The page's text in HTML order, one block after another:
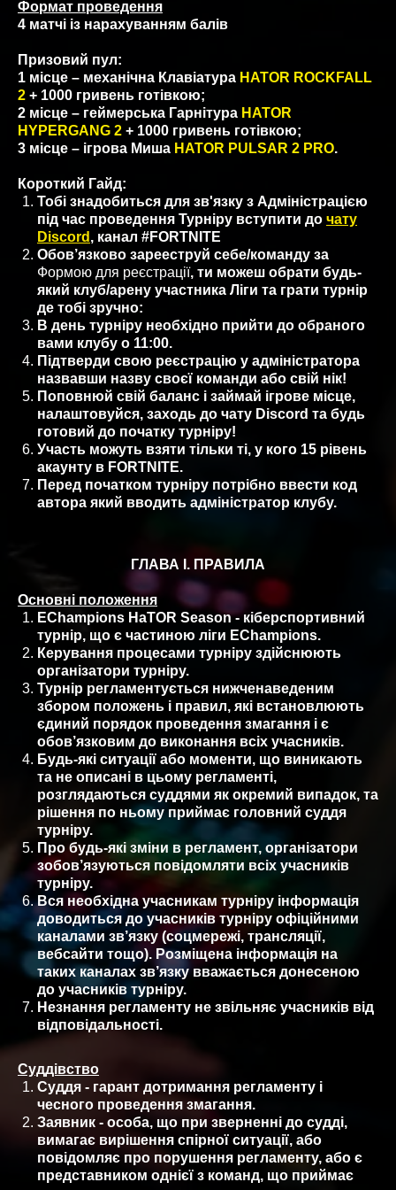
Формат проведення
4 матчі із нарахуванням балів
Призовий пул:
1 місце – механічна Клавіатура HATOR ROCKFALL
2 + 1000 гривень готівкою;
2 місце – геймерська Гарнітура HATOR
HYPERGANG 2 + 1000 гривень готівкою;
3 місце – ігрова Миша HATOR PULSAR 2 PRO.
Короткий Гайд:
Тобі знадобиться для зв'язку з Адміністрацією
під час проведення Турніру вступити до чату
Discord , канал #FORTNITE
Обов’язково зарееструй себе/команду за
Формою для реєстрації, ти можеш обрати будь-
який клуб/арену участника Ліги та грати турнір
де тобі зручно:
В день турніру необхідно прийти до обраного
вами клубу о 11:00.
Підтверди свою реєстрацію у адміністратора
назвавши назву своєї команди або свій нік!
Поповнюй свій баланс і займай ігрове місце,
налаштовуйся, заходь до чату Discord та будь
готовий до початку турніру!
Участь можуть взяти тільки ті, у кого 15 рівень
акаунту в FORTNITE.
Перед початком турнiру потрiбно ввести код
автора який вводить адмiнiстратор клубу.
ГЛАВА I. ПРАВИЛА
Основні положення
EChampions HaTOR Season - кіберспортивний
турнір, що є частиною ліги EChampions.
Керування процесами турніру здійснюють
організатори турніру.
Турнір регламентується нижченаведеним
збором положень і правил, які встановлюють
єдиний порядок проведення змагання і є
обов’язковим до виконання всіх учасників.
Будь-які ситуації або моменти, що виникають
та не описані в цьому регламенті,
розглядаються суддями як окремий випадок, та
рішення по ньому приймає головний суддя
турніру.
Про будь-які зміни в регламент, організатори
зобов’язуються повідомляти всіх учасників
турніру.
Вся необхідна учасникам турніру інформація
доводиться до учасників турніру офіційними
каналами зв’язку (соцмережі, трансляції,
вебсайти тощо). Розміщена інформація на
таких каналах зв’язку вважається донесеною
до учасників турніру.
Незнання регламенту не звільняє учасників від
відповідальності.
Суддівство
Суддя - гарант дотримання регламенту і
чесного проведення змагання.
Заявник - особа, що при зверненні до судді,
вимагає вирішення спірної ситуації, або
повідомляє про порушення регламенту, або є
представником однієї з команд, що приймає